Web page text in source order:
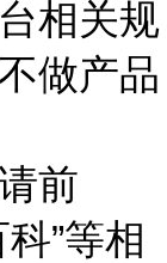
相关规
做产品
前
”等相